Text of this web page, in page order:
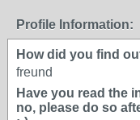
Profile Information:
How did you find
freund
Have you read the
no, please do so